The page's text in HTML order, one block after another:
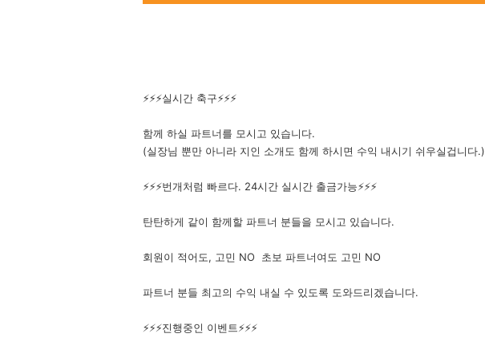
⚡️⚡️⚡️실시간 축구⚡️⚡️⚡️
함께 하실 파트너를 모시고 있습니다.
(실장님 뿐만 아니라 지인 소개도 함께 하시면 수익 내시기 쉬우실겁니다.)
⚡️⚡️⚡️번개처럼 빠르다. 24시간 실시간 출금가능⚡️⚡️⚡️
탄탄하게 같이 함께할 파트너 분들을 모시고 있습니다.
회원이 적어도, 고민 NO 초보 파트너여도 고민 NO
파트너 분들 최고의 수익 내실 수 있도록 도와드리겠습니다.
⚡️⚡️⚡️진행중인 이벤트⚡️⚡️⚡️